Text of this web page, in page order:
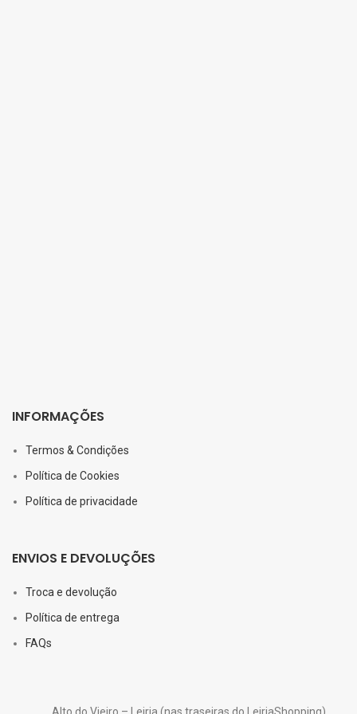
INFORMAÇÕES
Termos & Condições
Política de Cookies
Política de privacidade
ENVIOS E DEVOLUÇÕES
Troca e devolução
Política de entrega
FAQs